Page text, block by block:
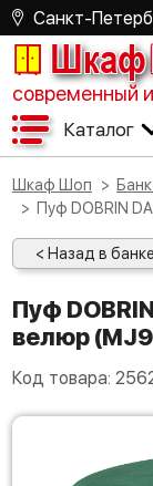
Санкт-
Шкаф
современный
Каталог
Шкаф Шоп
Пуф DOBRIN
< Назад в
Пуф DOBRIN DANNY BLACK, зеленый
велюр
Код товара: